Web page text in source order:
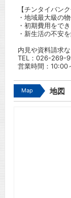
【チンタイバン
・地域最大級の
・初期費用をで
・新生活の不安
内見や資料請求
TEL： 026-269-
営業時間：10:00
Map 地図